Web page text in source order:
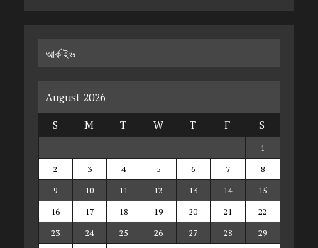
আর্কাইভ
August 2026
S
M T W T F S
1
2
3 4 5 6 7
8
9
10 11 12 13 14
15
16
17 18 19 20 21
22
23
24 25 26 27 28
29